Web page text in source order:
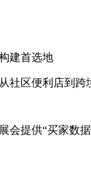
建首选地
社区便利店到跨
会提供“买家数